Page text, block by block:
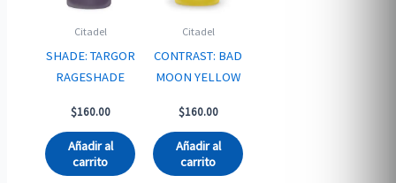
Citadel
SHADE: TARGOR
RAGESHADE
$160.00
Añadir al
carrito
Citadel
CONTRAST: BAD
MOON YELLOW
$160.00
Añadir al
carrito